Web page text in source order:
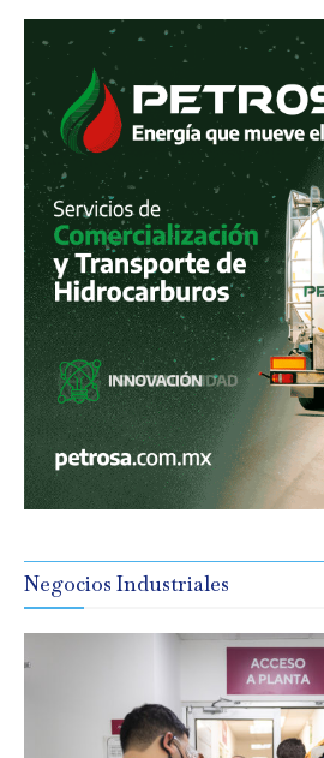
Negocios Industriales